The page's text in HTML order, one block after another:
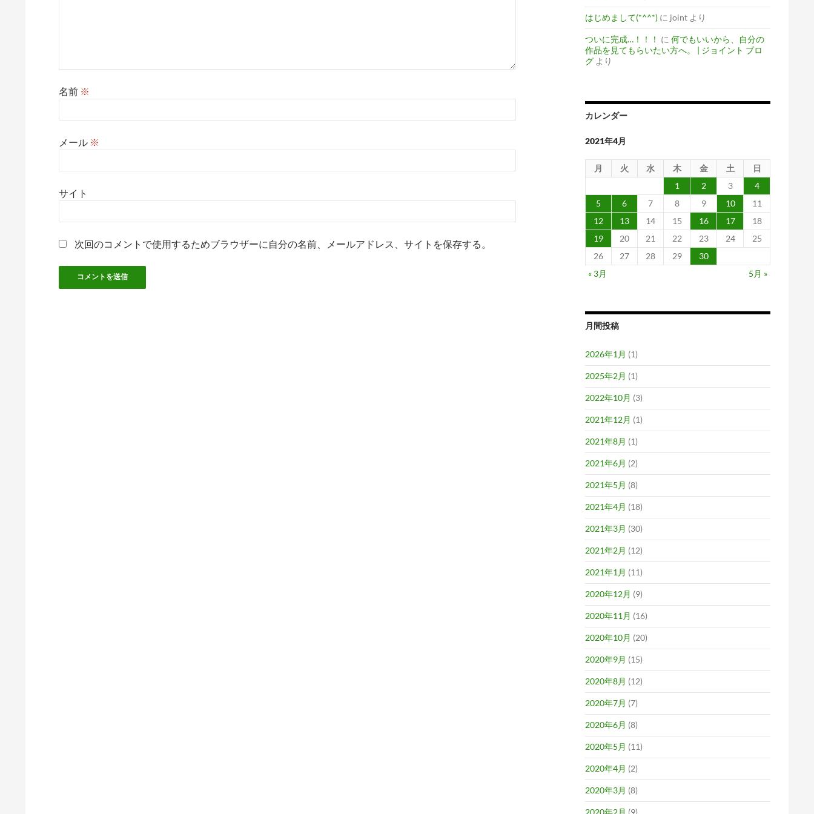
名前 ※
メール ※
サイト
次回のコメントで使用するためブラウザーに自分の名前、メールアドレス、サイトを保存する。
はじめまして(*^^*) に joint より
ついに完成…！！！ に 何でもいいから、自分の
作品を見てもらいたい方へ。 | ジョイント ブロ
グ より
カレンダー
2021年4月
月 火 水 木 金 土
日
1
2 3
4
5
6 7 8 9 10
11
12
13 14 15 16 17
18
19
20 21 22 23 24
25
26
27 28 29
30
« 3月
5月 »
月間投稿
2026年1月 (1)
2025年2月 (1)
2022年10月 (3)
2021年12月 (1)
2021年8月 (1)
2021年6月 (2)
2021年5月 (8)
2021年4月 (18)
2021年3月 (30)
2021年2月 (12)
2021年1月 (11)
2020年12月 (9)
2020年11月 (16)
2020年10月 (20)
2020年9月 (15)
2020年8月 (12)
2020年7月 (7)
2020年6月 (8)
2020年5月 (11)
2020年4月 (2)
2020年3月 (8)
2020年2月 (9)